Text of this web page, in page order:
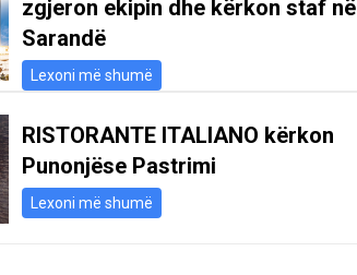
zgjeron ekipin dhe kërkon staf në
Sarandë
Lexoni më shumë
RISTORANTE ITALIANO kërkon
Punonjëse Pastrimi
Lexoni më shumë